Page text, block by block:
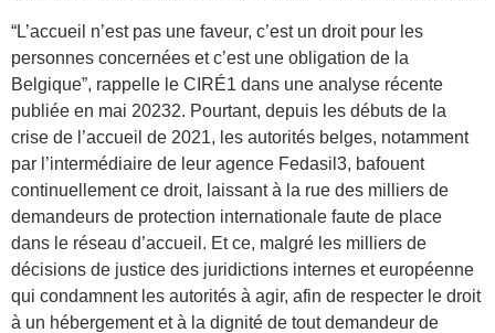
“L’accueil n’est pas une faveur, c’est un droit pour les
personnes concernées et c’est une obligation de la
Belgique”, rappelle le CIRÉ1 dans une analyse récente
publiée en mai 20232. Pourtant, depuis les débuts de la
crise de l’accueil de 2021, les autorités belges, notamment
par l’intermédiaire de leur agence Fedasil3, bafouent
continuellement ce droit, laissant à la rue des milliers de
demandeurs de protection internationale faute de place
dans le réseau d’accueil. Et ce, malgré les milliers de
décisions de justice des juridictions internes et européenne
qui condamnent les autorités à agir, afin de respecter le droit
à un hébergement et à la dignité de tout demandeur de